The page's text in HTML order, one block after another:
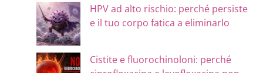
HPV ad alto rischio: perché persiste
e il tuo corpo fatica a eliminarlo
Cistite e fluorochinoloni: perché